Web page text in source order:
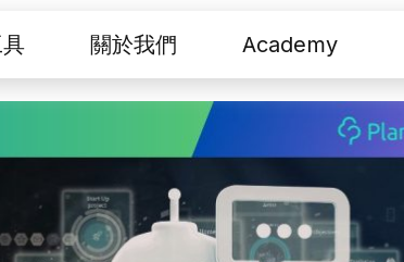
關於我們 Academy